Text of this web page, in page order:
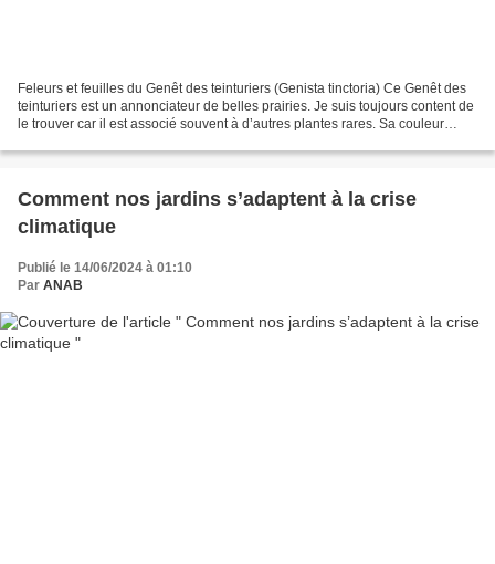
Feleurs et feuilles du Genêt des teinturiers (Genista tinctoria) Ce Genêt des
teinturiers est un annonciateur de belles prairies. Je suis toujours content de
le trouver car il est associé souvent à d’autres plantes rares. Sa couleur
Comment nos jardins s’adaptent à la crise
climatique
Publié le 14/06/2024 à 01:10
Par ANAB